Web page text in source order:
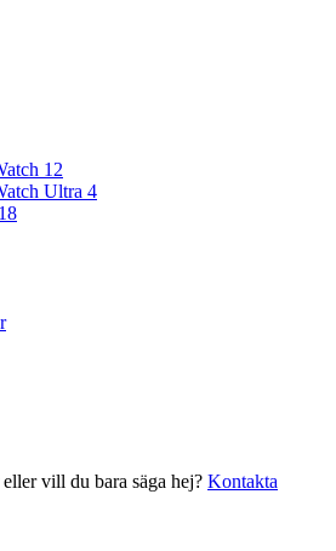
12
Ultra 4
vill du bara säga hej? Kontakta